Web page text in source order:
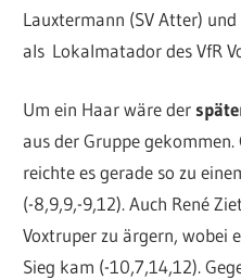
Lauxtermann (SV Atter) und
als Lokalmatador des VfR
Um ein Haar wäre der
aus der Gruppe
reichte es gerade so zu
(-8,9,9,-9,12). Auch René
Voxtruper zu ärgern, wobei
Sieg kam (-10,7,14,12).